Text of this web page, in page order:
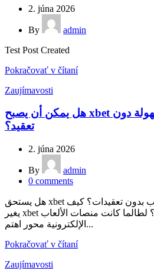
2. júna 2026
By
admin
Test Post Created
Pokračovať v čítaní
Zaujímavosti
هل يمكن أن يصبح xbet وجهتك الأولى للعب بسهولة دون
تعقيد؟
2. júna 2026
By
admin
0 comments
هل يستحق xbet أن يكون خيارك الأول للعب بدون تعقيدات؟ كيف
يغير xbet تجربة اللعب اليومية؟ لطالما كانت منصات الألعاب
الإلكترونية محور اهتم...
Pokračovať v čítaní
Zaujímavosti